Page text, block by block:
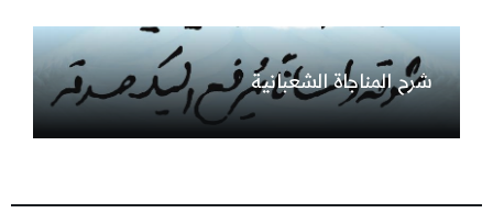
شرح المناجاة الشعبانية